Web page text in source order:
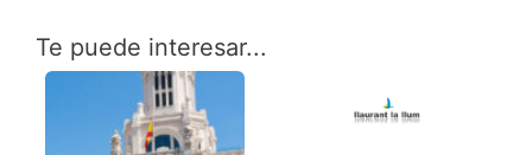
Te puede interesar...